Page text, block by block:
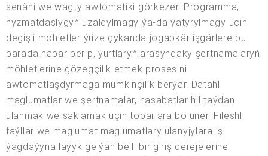
senäni we wagty awtomatiki görkezer. Programma,
hyzmatdaşlygyň uzaldylmagy ýa-da ýatyrylmagy üçin
degişli möhletler ýüze çykanda jogapkär işgärlere bu
barada habar berip, ýurtlaryň arasyndaky şertnamalaryň
möhletlerine gözegçilik etmek prosesini
awtomatlaşdyrmaga mümkinçilik berýär. Datahli
maglumatlar we şertnamalar, hasabatlar hil taýdan
ulanmak we saklamak üçin toparlara bölüner. Fileshli
faýllar we maglumat maglumatlary ulanyjylara iş
ýagdaýyna laýyk gelýän belli bir giriş derejelerine